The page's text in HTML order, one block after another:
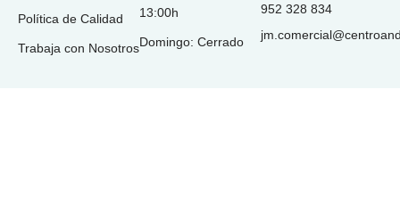
Política de Calidad
Trabaja con Nosotros
13:00h
Domingo: Cerrado
952 328 834